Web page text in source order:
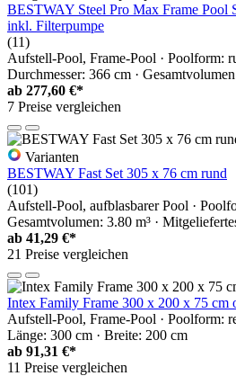
BESTWAY Steel Pro Max Frame Pool
inkl. Filterpumpe
(11)
Aufstell-Pool, Frame-Pool · Poolform:
Durchmesser: 366 cm ·
ab 277,60 €*
7 Preise vergleichen
Varianten
BESTWAY Fast Set 305 x 76 cm rund
(101)
Aufstell-Pool, aufblasbarer Pool ·
Gesamtvolumen: 3.80 m³ ·
ab 41,29 €*
21 Preise vergleichen
Intex Family Frame 300 x 200 x 75 cm
Aufstell-Pool, Frame-Pool · Poolform:
Länge: 300 cm · Breite: 200 cm
ab 91,31 €*
11 Preise vergleichen